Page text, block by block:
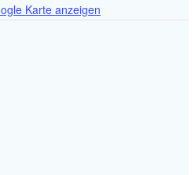
Karte anzeigen